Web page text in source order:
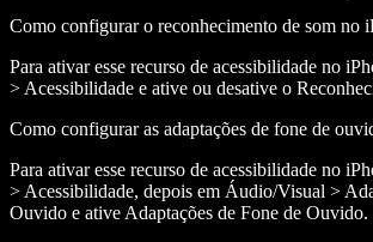
Como configurar o reconhecimento de som no
Para ativar esse recurso de acessibilidade no
> Acessibilidade e ative ou desative o
Como configurar as adaptações de fone de
Para ativar esse recurso de acessibilidade no
> Acessibilidade, depois em Áudio/Visual >
Ouvido e ative Adaptações de Fone de Ouvido.